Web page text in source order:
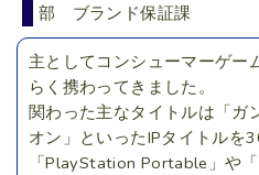
部 ブランド保証課
主としてコンシューマーゲー
らく携わってきました。
関わった主なタイトルは「ガ
オン」といったIPタイトルを
「PlayStation Portable」や